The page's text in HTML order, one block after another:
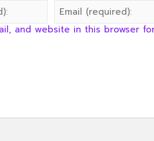
and website in this browser